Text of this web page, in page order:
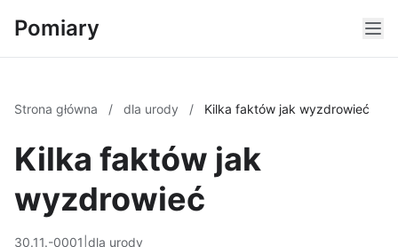
Pomiary
Strona główna / dla urody / Kilka faktów jak wyzdrowieć
Kilka faktów jak
wyzdrowieć
30.11.-0001 dla urody